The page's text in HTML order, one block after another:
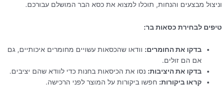
וניצול מבצעים והנחות, תוכלו למצוא את כסא הבר המושלם עבורכם.
טיפים לבחירת כסאות בר:
בדקו את החומרים: וודאו שהכסאות עשויים מחומרים איכותיים, גם
אם הם זולים.
בדקו את היציבות: נסו את הכיסאות בחנות כדי לוודא שהם יציבים.
קראו ביקורות: חפשו ביקורות על המוצר לפני הרכישה.